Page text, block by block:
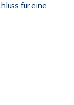
für eine